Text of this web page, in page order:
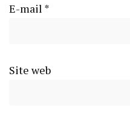
E-mail *
Site web